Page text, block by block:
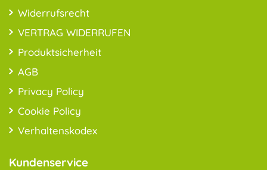
Widerrufsrecht
VERTRAG WIDERRUFEN
Produktsicherheit
AGB
Privacy Policy
Cookie Policy
Verhaltenskodex
Kundenservice